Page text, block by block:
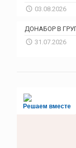
03.08.2026
ДОНАБОР В
31.07.2026
Решаем вместе